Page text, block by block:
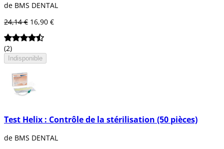
de BMS DENTAL
24,14 € 16,90 €
(2)
Indisponible
Test Helix : Contrôle de la stérilisation (50 pièces)
de BMS DENTAL